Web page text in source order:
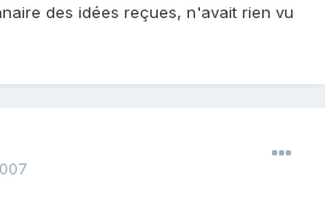
des idées reçues, n'avait rien vu